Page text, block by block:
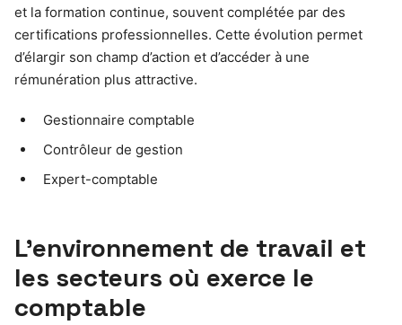
et la formation continue, souvent complétée par des
certifications professionnelles. Cette évolution permet
d’élargir son champ d’action et d’accéder à une
rémunération plus attractive.
Gestionnaire comptable
Contrôleur de gestion
Expert-comptable
L’environnement de travail et
les secteurs où exerce le
comptable